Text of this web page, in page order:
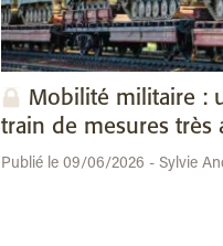
Mobilité militaire :
train de mesures très
Publié le 09/06/2026 - Sylvie